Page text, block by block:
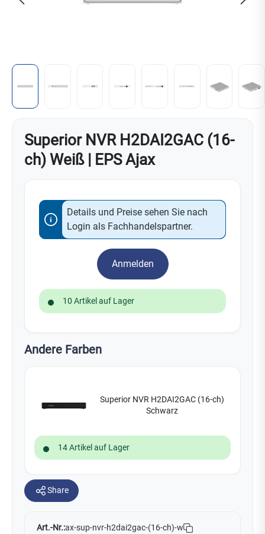
Superior NVR H2DAI2GAC (16-
ch) Weiß | EPS Ajax
Details und Preise sehen Sie nach
Login als Fachhandelspartner.
Anmelden
10 Artikel auf Lager
Andere Farben
Superior NVR H2DAI2GAC (16-ch)
Schwarz
14 Artikel auf Lager
Share
Art.-Nr.:ax-sup-nvr-h2dai2gac-(16-ch)-w